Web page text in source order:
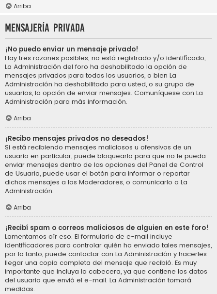
Arriba
Mensajería privada
¡No puedo enviar un mensaje privado!
Hay tres razones posibles; no está registrado y/o identificado,
La Administración del foro ha deshabilitado la opción de
mensajes privados para todos los usuarios, o bien La
Administración ha deshabilitado para usted, o su grupo de
usuarios, la opción de enviar mensajes. Comuníquese con La
Administración para más información.
Arriba
¡Recibo mensajes privados no deseados!
Si está recibiendo mensajes maliciosos u ofensivos de un
usuario en particular, puede bloquearlo para que no le pueda
enviar mensajes dentro de las opciones del Panel de Control
de Usuario, puede usar el botón para informar o reportar
dichos mensajes a los Moderadores, o comunicarlo a La
Administración.
Arriba
¡Recibí spam o correos maliciosos de alguien en este foro!
Lamentamos oír eso. El formulario de e-mail incluye
identificadores para controlar quién ha enviado tales mensajes,
por lo tanto, puede contactar con La Administración y hacerles
llegar una copia completa del mensaje que recibió. Es muy
importante que incluya la cabecera, ya que contiene los datos
del usuario que envió el e-mail. La Administración tomará
medidas.